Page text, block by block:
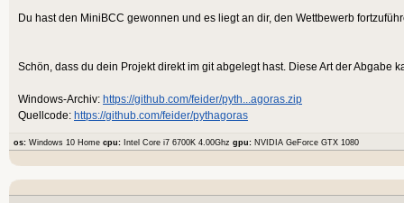
Du hast den MiniBCC gewonnen und es liegt an dir, den Wettbewerb
Schön, dass du dein Projekt direkt im git abgelegt hast. Diese Art der Abgabe
Windows-Archiv: https://github.com/feider/pyth...agoras.zip
Quellcode: https://github.com/feider/pythagoras
os: Windows 10 Home cpu: Intel Core i7 6700K 4.00Ghz gpu: NVIDIA GeForce GTX 1080